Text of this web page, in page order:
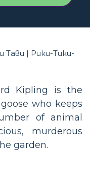
Kipling is the
who keeps
of animal
murderous
garden.